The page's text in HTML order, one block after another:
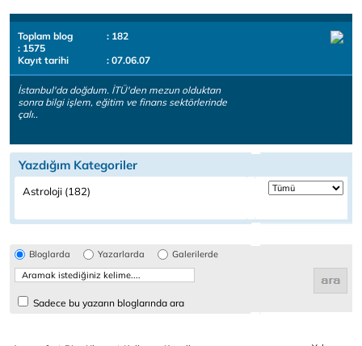
Toplam blog
: 182
: 1575
Kayıt tarihi
: 07.06.07
İstanbul'da doğdum. İTÜ'den mezun olduktan
sonra bilgi işlem, eğitim ve finans sektörlerinde
çalı..
Yazdığım Kategoriler
Astroloji (182)
Bloglarda Yazarlarda Galerilerde
Sadece bu yazarın bloglarında ara